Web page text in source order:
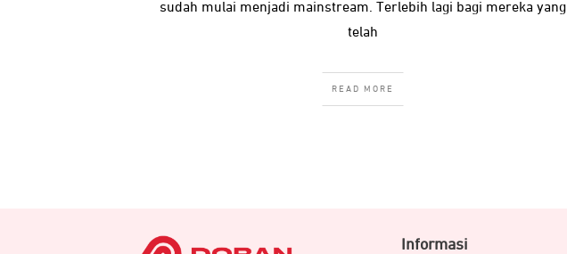
sudah mulai menjadi mainstream. Terlebih lagi bagi mereka yang
telah
READ MORE
Informasi